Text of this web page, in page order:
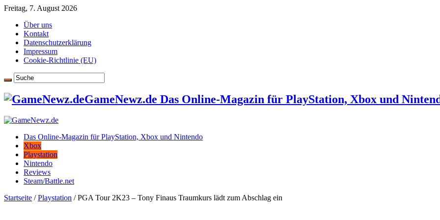
Freitag, 7. August 2026
Über uns
Kontakt
Datenschutzerklärung
Impressum
Cookie-Richtlinie (EU)
GameNewz.de Das Online-Magazin für PlayStation, Xbox und
Das Online-Magazin für PlayStation, Xbox und Nintendo
Xbox
Playstation
Nintendo
Reviews
Steam/Battle.net
Startseite / Playstation / PGA Tour 2K23 – Tony Finaus Traumkurs lädt zum Abschlag ein